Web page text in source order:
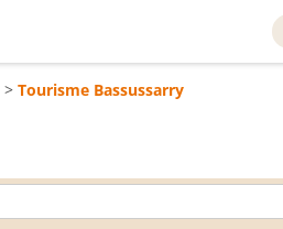
> Tourisme Bassussarry